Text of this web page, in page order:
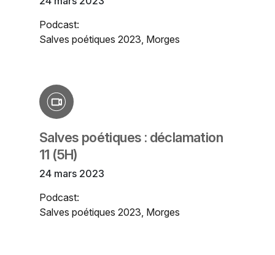
Podcast:
Salves poétiques 2023, Morges
Salves poétiques : déclamation
11 (5H)
24 mars 2023
Podcast:
Salves poétiques 2023, Morges